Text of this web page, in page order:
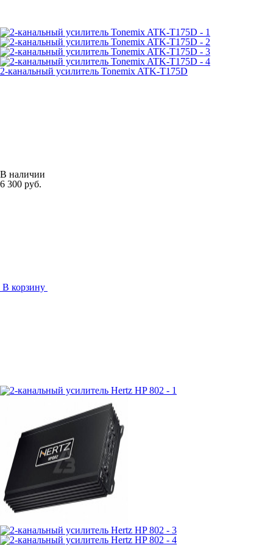
2-канальный усилитель Tonemix ATK-T175D
В наличии
6 300 руб.
В корзину